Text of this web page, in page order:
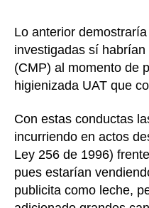
Lo anterior
investigadas sí
(CMP) al momento de
higienizada UAT que
Con estas conductas
incurriendo en actos
Ley 256 de 1996)
pues estarían
publicita como leche,